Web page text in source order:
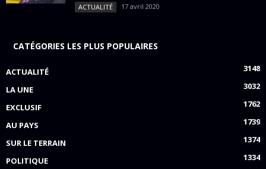
ACTUALITÉ 17 avril 2020
CATÉGORIES LES PLUS POPULAIRES
ACTUALITÉ
3148
LA UNE
3032
EXCLUSIF
1762
AU PAYS
1739
SUR LE TERRAIN
1374
POLITIQUE
1334